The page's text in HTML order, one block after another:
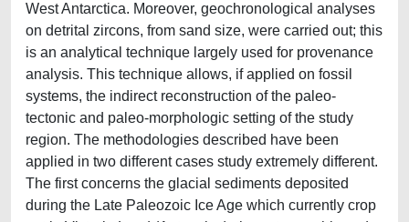
West Antarctica. Moreover, geochronological analyses
on detrital zircons, from sand size, were carried out; this
is an analytical technique largely used for provenance
analysis. This technique allows, if applied on fossil
systems, the indirect reconstruction of the paleo-
tectonic and paleo-morphologic setting of the study
region. The methodologies described have been
applied in two different cases study extremely different.
The first concerns the glacial sediments deposited
during the Late Paleozoic Ice Age which currently crop